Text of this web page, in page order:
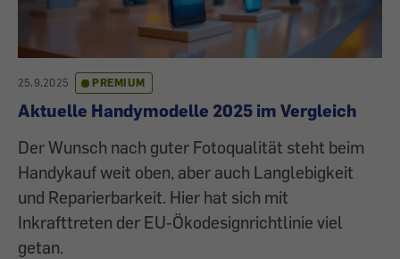
25.9.2025 PREMIUM
Aktuelle Handymodelle 2025 im Vergleich
Der Wunsch nach guter Fotoqualität steht beim
Handykauf weit oben, aber auch Langlebigkeit
und Reparierbarkeit. Hier hat sich mit
Inkrafttreten der EU-Ökodesignrichtlinie viel
getan.